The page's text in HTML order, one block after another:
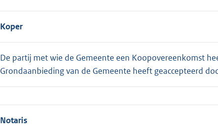
Koper
De partij met wie de Gemeente een Koopovereenkomst
Grondaanbieding van de Gemeente heeft geaccepteerd
Notaris